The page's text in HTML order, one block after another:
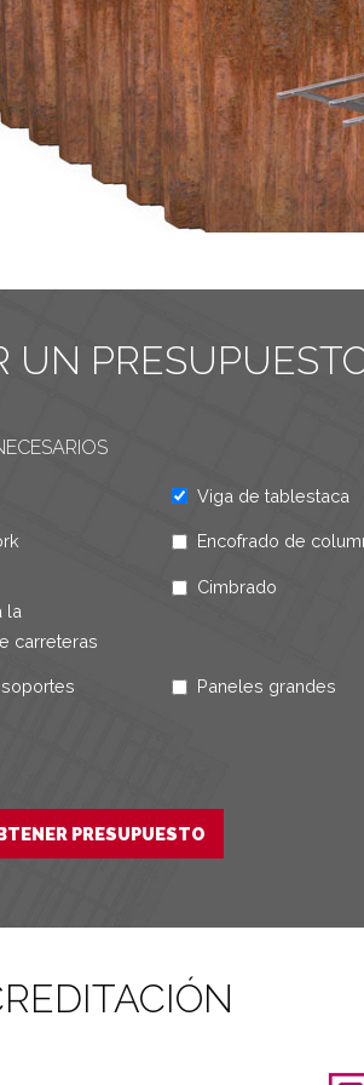
UN
Viga de tablestaca
Encofrado de
la
carreteras
Cimbrado
Paneles grandes